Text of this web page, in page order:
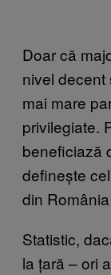
Doar că
nivel decent
mai mare
privilegiate.
beneficiază
definește
din
Statistic,
la țară – ori